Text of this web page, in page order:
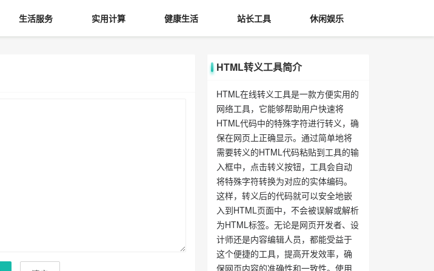
生活服务 实用计算 健康生活 站长工具 休闲娱乐
HTML转义工具简介
HTML在线转义工具是一款方便实用的
网络工具，它能够帮助用户快速将
HTML代码中的特殊字符进行转义，确
保在网页上正确显示。通过简单地将
需要转义的HTML代码粘贴到工具的输
入框中，点击转义按钮，工具会自动
将特殊字符转换为对应的实体编码。
这样，转义后的代码就可以安全地嵌
入到HTML页面中，不会被误解或解析
为HTML标签。无论是网页开发者、设
计师还是内容编辑人员，都能受益于
这个便捷的工具，提高开发效率，确
保网页内容的准确性和一致性。使用